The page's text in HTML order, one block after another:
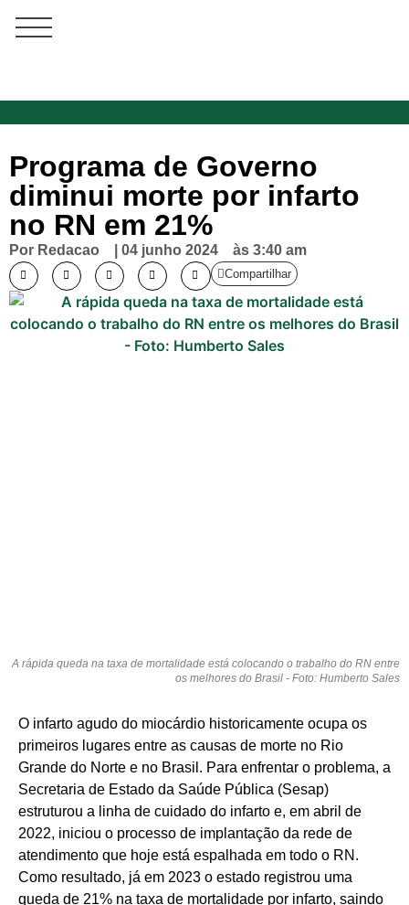
Programa de Governo
diminui morte por infarto
no RN em 21%
Por Redacao 04 junho 2024 às 3:40 am
Compartilhar
A rápida queda na taxa de mortalidade está colocando o trabalho do RN entre
os melhores do Brasil - Foto: Humberto Sales
O infarto agudo do miocárdio historicamente ocupa os
primeiros lugares entre as causas de morte no Rio
Grande do Norte e no Brasil. Para enfrentar o problema, a
Secretaria de Estado da Saúde Pública (Sesap)
estruturou a linha de cuidado do infarto e, em abril de
2022, iniciou o processo de implantação da rede de
atendimento que hoje está espalhada em todo o RN.
Como resultado, já em 2023 o estado registrou uma
queda de 21% na taxa de mortalidade por infarto, saindo